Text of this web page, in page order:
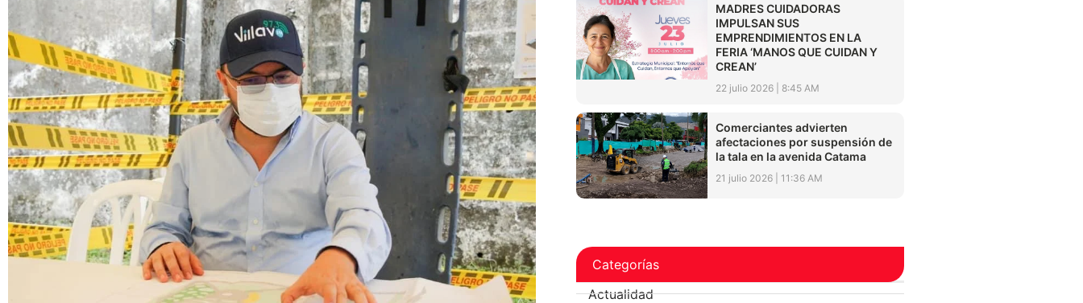
MADRES CUIDADORAS
IMPULSAN SUS
EMPRENDIMIENTOS EN LA
FERIA ‘MANOS QUE CUIDAN Y
CREAN’
22 julio 2026 8:45 AM
Comerciantes advierten
afectaciones por suspensión de
la tala en la avenida Catama
21 julio 2026 11:36 AM
Categorías
Actualidad